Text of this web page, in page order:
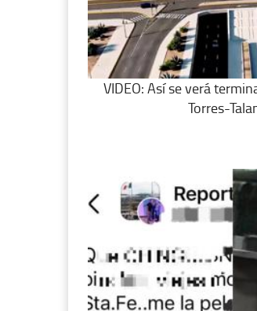
VIDEO: Así se verá
Torres-